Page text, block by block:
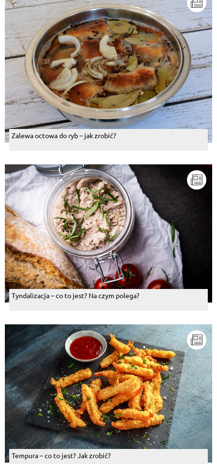
Zalewa octowa do ryb – jak zrobić?
Tyndalizacja – co to jest? Na czym polega?
Tempura – co to jest? Jak zrobić?